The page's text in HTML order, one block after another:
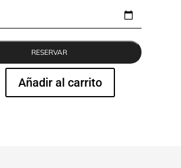
Añadir al carrito